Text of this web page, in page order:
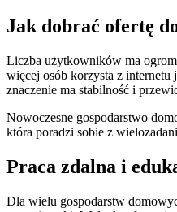
Jak dobrać ofertę
Liczba użytkowników ma
więcej osób korzysta z internetu
znaczenie ma stabilność i
Nowoczesne gospodarstwo
która poradzi sobie z
Praca zdalna i
Dla wielu gospodarstw